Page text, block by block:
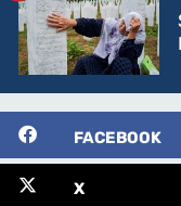
FACEBOOK
X